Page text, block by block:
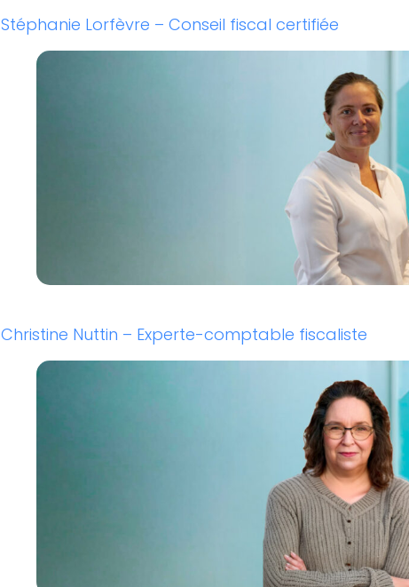
Stéphanie Lorfèvre – Conseil fiscal certifiée
Christine Nuttin – Experte-comptable fiscaliste